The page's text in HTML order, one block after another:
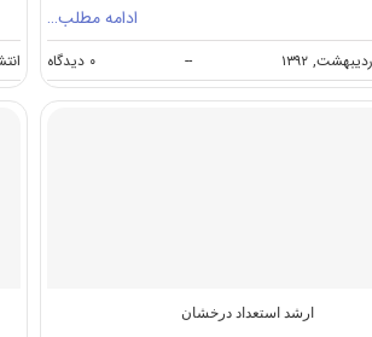
ادامه مطلب…
-- ۰ دیدگاه
پذیرش
انتشار
ارشد استعداد درخشان